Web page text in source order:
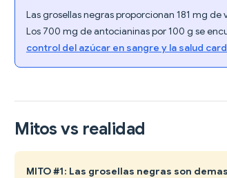
Las grosellas negras proporcionan 181 mg
Los 700 mg de antocianinas por 100 g se
control del azúcar en sangre y la salud
Mitos vs realidad
MITO #1: Las grosellas negras son